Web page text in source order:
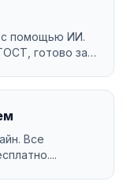
с помощью ИИ.
готово за 3
Все